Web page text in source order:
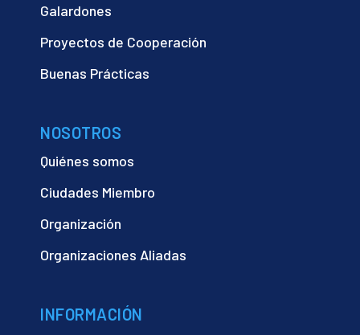
Galardones
Proyectos de Cooperación
Buenas Prácticas
NOSOTROS
Quiénes somos
Ciudades Miembro
Organización
Organizaciones Aliadas
INFORMACIÓN